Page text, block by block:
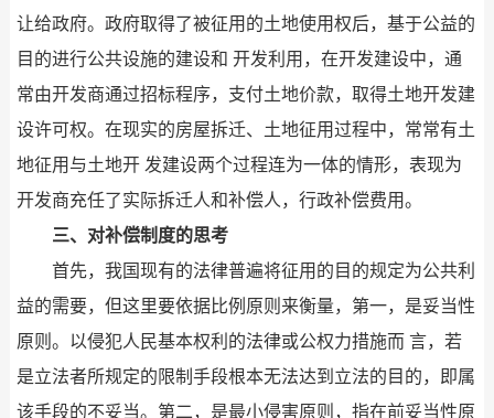
让给政府。政府取得了被征用的土地使用权后，基于公益的
目的进行公共设施的建设和 开发利用，在开发建设中，通
常由开发商通过招标程序，支付土地价款，取得土地开发建
设许可权。在现实的房屋拆迁、土地征用过程中，常常有土
地征用与土地开 发建设两个过程连为一体的情形，表现为
开发商充任了实际拆迁人和补偿人，行政补偿费用。
三、对补偿制度的思考
首先，我国现有的法律普遍将征用的目的规定为公共利
益的需要，但这里要依据比例原则来衡量，第一，是妥当性
原则。以侵犯人民基本权利的法律或公权力措施而 言，若
是立法者所规定的限制手段根本无法达到立法的目的，即属
该手段的不妥当。第二，是最小侵害原则，指在前妥当性原